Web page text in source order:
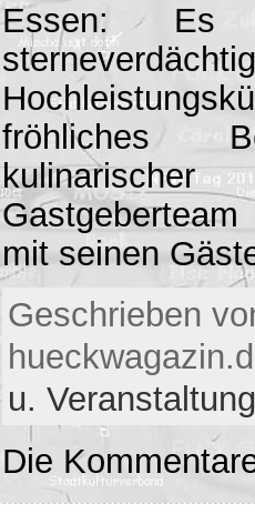
Essen:
fröhliches
mit seinen
Geschrieben
u.
Die